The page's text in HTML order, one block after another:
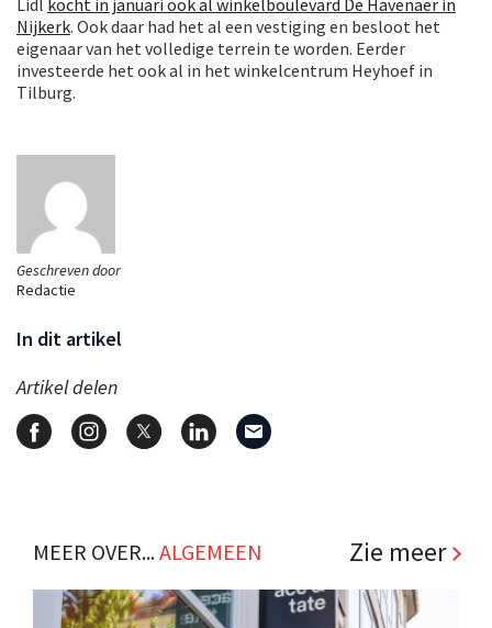
Geschreven door
Redactie
In dit artikel
Artikel delen
Nijkerk. Ook daar had het al een vestiging en besloot het
eigenaar van het volledige terrein te worden. Eerder
investeerde het ook al in het winkelcentrum Heyhoef in
Tilburg.
MEER OVER...ALGEMEEN Zie meer